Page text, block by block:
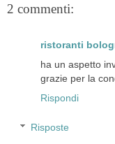
2 commenti:
ristoranti
ha un aspetto
grazie per la
Rispondi
Risposte